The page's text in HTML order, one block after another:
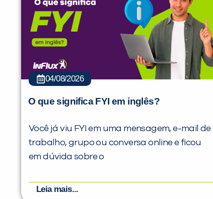
04/08/2026
O que significa FYI em inglês?
Você já viu FYI em uma mensagem, e-mail de
trabalho, grupo ou conversa online e ficou
em dúvida sobre o
Leia mais...